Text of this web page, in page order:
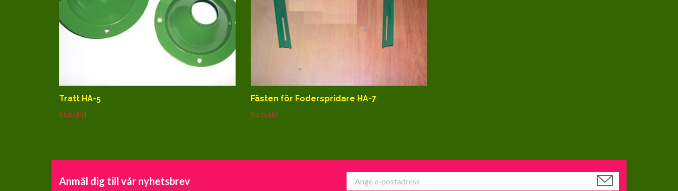
Tratt HA-5
Slutsåld
Fästen för Foderspridare HA-7
Slutsåld
Anmäl dig till vår nyhetsbrev